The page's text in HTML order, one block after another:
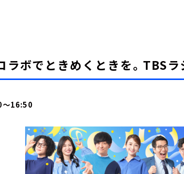
ラボでときめくときを。TBS
～16:50